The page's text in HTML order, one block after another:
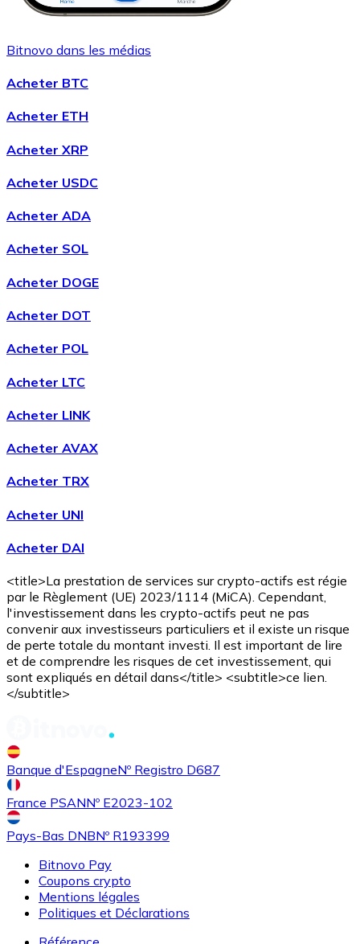
Bitnovo dans les médias
Acheter BTC
Acheter ETH
Acheter XRP
Acheter USDC
Acheter ADA
Acheter SOL
Acheter DOGE
Acheter DOT
Acheter POL
Acheter LTC
Acheter LINK
Acheter AVAX
Acheter TRX
Acheter UNI
Acheter DAI
<title>La prestation de services sur crypto-actifs est régie
par le Règlement (UE) 2023/1114 (MiCA). Cependant,
l'investissement dans les crypto-actifs peut ne pas
convenir aux investisseurs particuliers et il existe un risque
de perte totale du montant investi. Il est important de lire
et de comprendre les risques de cet investissement, qui
sont expliqués en détail dans</title> <subtitle>ce lien.
</subtitle>
Banque d'EspagneNº Registro D687
France PSANNº E2023-102
Pays-Bas DNBNº R193399
Bitnovo Pay
Coupons crypto
Mentions légales
Politiques et Déclarations